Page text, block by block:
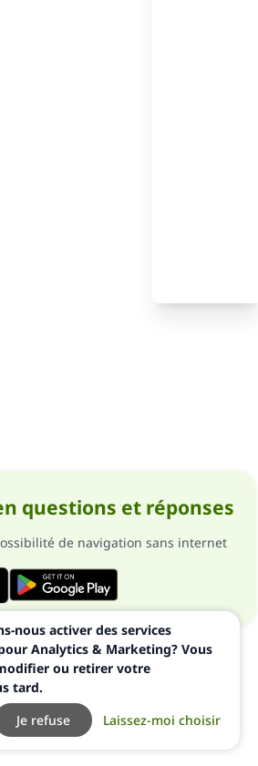
questions et réponses
de navigation sans internet
nous activer des services
Analytics & Marketing? Vous
ou retirer votre
tard.
Laissez-moi choisir
Je refuse